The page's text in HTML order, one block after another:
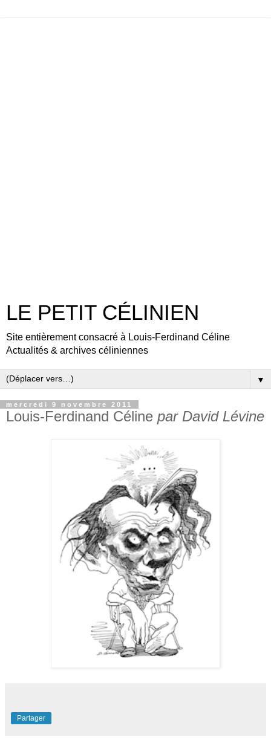
LE PETIT CÉLINIEN
Site entièrement consacré à Louis-Ferdinand Céline
Actualités & archives céliniennes
▼
mercredi 9 novembre 2011
Louis-Ferdinand Céline par David Lévine
Partager